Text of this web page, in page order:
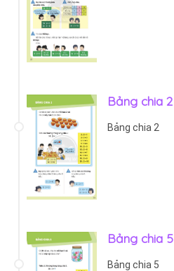
Bảng chia 2
Bảng chia 2
Bảng chia 5
Bảng chia 5